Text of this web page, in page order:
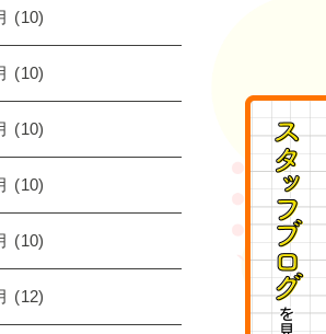
(10)
(10)
(10)
(10)
(10)
(12)